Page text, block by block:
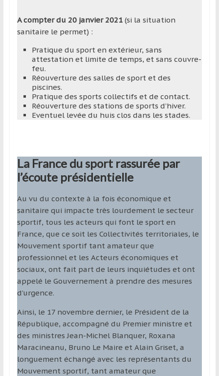
A compter du 20 janvier 2021 (si la situation
sanitaire le permet) :
Pratique du sport en extérieur, sans
attestation et limite de temps, et sans couvre-
feu.
Réouverture des salles de sport et des
piscines.
Pratique des sports collectifs et de contact.
Réouverture des stations de sports d’hiver.
Eventuel levée du huis clos dans les stades.
La France du sport rassurée par
l’écoute présidentielle
Au vu du contexte à la fois économique et
sanitaire qui impacte très lourdement le secteur
sportif, tous les acteurs qui font le sport en
France, que ce soit les Collectivités territoriales, le
Mouvement sportif tant amateur que
professionnel et les Acteurs économiques et
sociaux, ont fait part de leurs inquiétudes et ont
appelé le Gouvernement à prendre des mesures
d’urgence.
Ainsi, le 17 novembre dernier, le Président de la
République, accompagné du Premier ministre et
des ministres Jean-Michel Blanquer, Roxana
Maracineanu, Bruno Le Maire et Alain Griset, a
longuement échangé avec les représentants du
Mouvement sportif, tant amateur que